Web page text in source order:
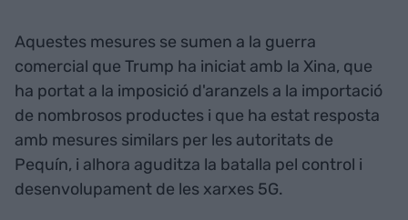
Aquestes mesures se sumen a la guerra
comercial que Trump ha iniciat amb la Xina, que
ha portat a la imposició d'aranzels a la importació
de nombrosos productes i que ha estat resposta
amb mesures similars per les autoritats de
Pequín, i alhora aguditza la batalla pel control i
desenvolupament de les xarxes 5G.